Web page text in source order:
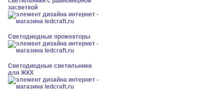
засветкой
Светодиодные прожекторы
Светодиодные светильники
для ЖКХ